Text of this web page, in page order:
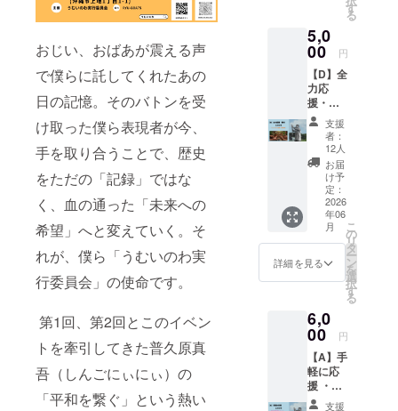
おじい、おばあが震える声
で僕らに託してくれたあの
日の記憶。そのバトンを受
け取った僕ら表現者が今、
手を取り合うことで、歴史
をただの「記録」ではな
く、血の通った「未来への
希望」へと変えていく。そ
れが、僕ら「うむいのわ実
行委員会」の使命です。
第1回、第2回とこのイベン
トを牽引してきた普久原真
吾（しんごにぃにぃ）の
「平和を繋ぐ」という熱い
第活動
報告と
して記
載しま
す。
商品サ
イズ：
110cm
×20cm
※ご支
援いた
だいた
タオル
は沖縄
市を通
して沖
縄市内
校・中
学校へ
せてい
ただき
ます。
1. 寄贈
す
る
5,0
00 円
【D】全
力応
援・寄
付 ・
「うむ
いのわ
を応
援」全
額支援
■公式サ
イトへ
の「平
和の守
り人」
記名：
の”プロ
ジェク
トの歴
史”に名
前が刻
まれ、
サイト
支援
者：
12人
お届
け予
定：
2026
年06
月
詳細を見る
こ
の
リ
タ
ー
ン
を
選
択
す
る
6,0
00 円
【A】手
軽に応
援 ・心
からの
支援